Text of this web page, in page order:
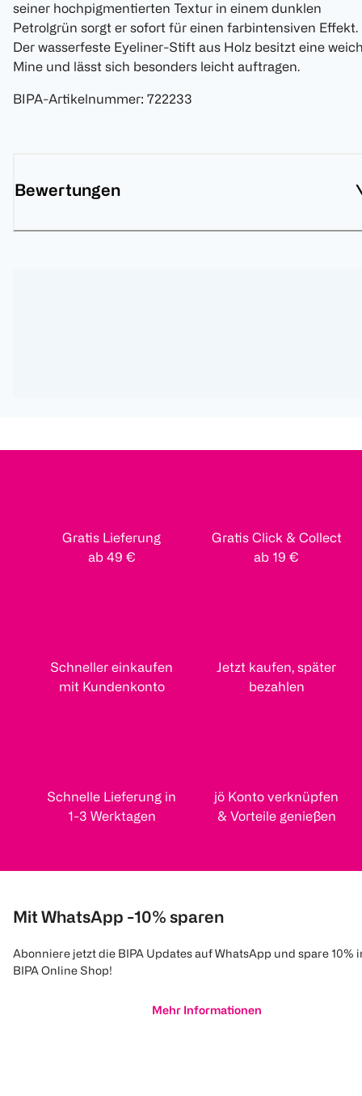
seiner hochpigmentierten Textur in einem dunklen
Petrolgrün sorgt er sofort für einen farbintensiven Effekt.
Der wasserfeste Eyeliner-Stift aus Holz besitzt eine
Mine und lässt sich besonders leicht auftragen.
BIPA-Artikelnummer: 722233
Bewertungen
Gratis Lieferung
ab 49 €
Gratis Click & Collect
ab 19 €
Schneller einkaufen
mit Kundenkonto
Jetzt kaufen, später
bezahlen
Schnelle Lieferung in
1-3 Werktagen
jö Konto verknüpfen
& Vorteile genießen
Mit WhatsApp -10% sparen
Abonniere jetzt die BIPA Updates auf WhatsApp und spare 10%
BIPA Online Shop!
Mehr Informationen